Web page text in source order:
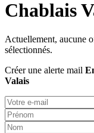
Chablais
Actuellement, aucune
sélectionnés.
Créer une alerte mail
Valais